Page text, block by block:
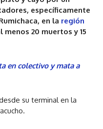
específicamente
en la región
menos 20 muertos y 15
en colectivo y mata a
su terminal en la